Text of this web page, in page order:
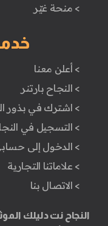
> منحة غيّر
> أعلن معنا
> النجاح بارتنر
> اشترك في بذور
> التسجيل في
> الدخول إلى
> علاماتنا التجارية
> الاتصال بنا
النجاح نت دليلك